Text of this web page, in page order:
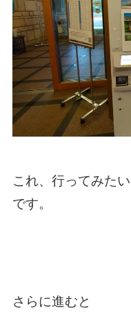
これ、行ってみた
です。
さらに進むと